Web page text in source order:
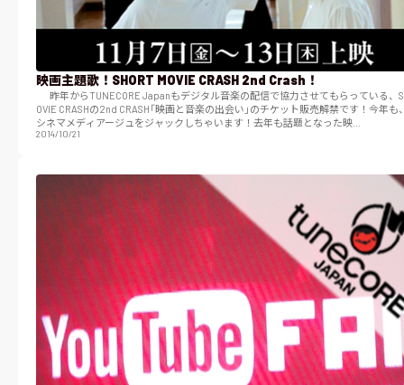
映画主題歌！SHORT MOVIE CRASH 2nd Crash！
OVIE CRASHの2nd CRASH「映画と音楽の出会い」のチケット販売解禁です！今年も
シネマメディアージュをジャックしちゃいます！去年も話題となった映…
2014/10/21